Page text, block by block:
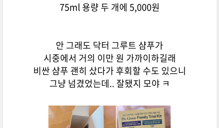
75ml 용량 두 개에 5,000원
안 그래도 닥터 그루트 샴푸가
시중에서 거의 이만 원 가까이하길래
비싼 샴푸 괜히 샀다가 후회할 수도 있으니
그냥 넘겼었는데.. 잘됐지 모야 ㅋ